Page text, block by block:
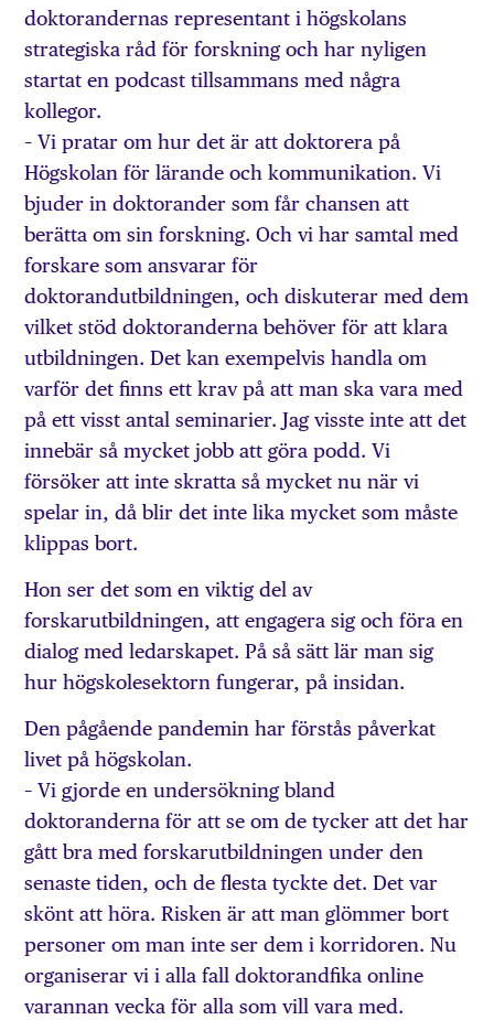
doktorandernas representant i högskolans
strategiska råd för forskning och har nyligen
startat en podcast tillsammans med några
kollegor.
– Vi pratar om hur det är att doktorera på
Högskolan för lärande och kommunikation. Vi
bjuder in doktorander som får chansen att
berätta om sin forskning. Och vi har samtal med
forskare som ansvarar för
doktorandutbildningen, och diskuterar med dem
vilket stöd doktoranderna behöver för att klara
utbildningen. Det kan exempelvis handla om
varför det finns ett krav på att man ska vara med
på ett visst antal seminarier. Jag visste inte att det
innebär så mycket jobb att göra podd. Vi
försöker att inte skratta så mycket nu när vi
spelar in, då blir det inte lika mycket som måste
klippas bort.
Hon ser det som en viktig del av
forskarutbildningen, att engagera sig och föra en
dialog med ledarskapet. På så sätt lär man sig
hur högskolesektorn fungerar, på insidan.
Den pågående pandemin har förstås påverkat
livet på högskolan.
– Vi gjorde en undersökning bland
doktoranderna för att se om de tycker att det har
gått bra med forskarutbildningen under den
senaste tiden, och de flesta tyckte det. Det var
skönt att höra. Risken är att man glömmer bort
personer om man inte ser dem i korridoren. Nu
organiserar vi i alla fall doktorandfika online
varannan vecka för alla som vill vara med.